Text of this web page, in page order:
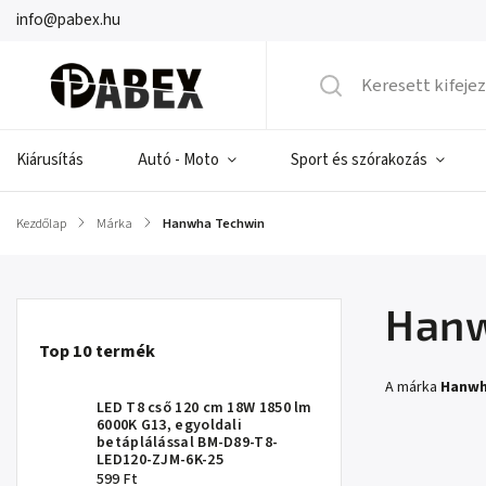
info@pabex.hu
Kiárusítás Autó - Moto Sport és szórakozás
Kezdőlap / Márka / Hanwha Techwin
Top 10 termék
LED T8 cső 120 cm 18W 1850 lm
6000K G13, egyoldali
betáplálással BM-D89-T8-
LED120-ZJM-6K-25
599 Ft
A márka